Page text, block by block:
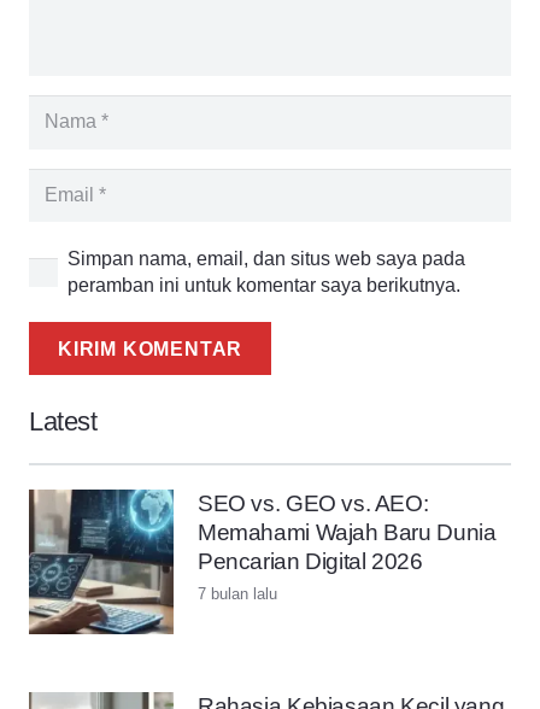
Simpan nama, email, dan situs web saya pada
peramban ini untuk komentar saya berikutnya.
KIRIM KOMENTAR
Latest
SEO vs. GEO vs. AEO:
Memahami Wajah Baru Dunia
Pencarian Digital 2026
7 bulan lalu